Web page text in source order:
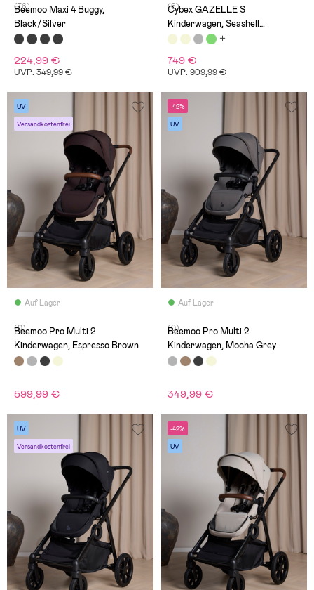
(76)
Beemoo Maxi 4 Buggy,
Black/Silver
224,99 €
UVP: 349,99 €
(6)
Cybex GAZELLE S
Kinderwagen, Seashell
Beige/Taupe
749 €
UVP: 909,99 €
UV
Versandkostenfrei
Auf Lager
(0)
Beemoo Pro Multi 2
Kinderwagen, Espresso Brown
599,99 €
-42%
UV
Auf Lager
(0)
Beemoo Pro Multi 2
Kinderwagen, Mocha Grey
349,99 €
UV
Versandkostenfrei
-42%
UV